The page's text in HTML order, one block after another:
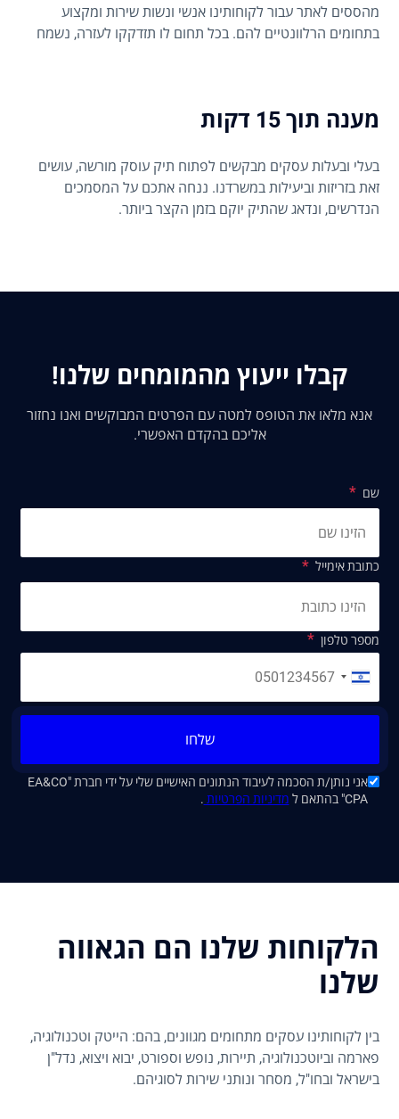
מהססים לאתר עבור לקוחותינו אנשי ונשות שירות ומקצוע
בתחומים הרלוונטיים להם. בכל תחום לו תזדקקו לעזרה, נשמח
מענה תוך 15 דקות
בעלי ובעלות עסקים מבקשים לפתוח תיק עוסק מורשה, עושים
זאת בזריזות וביעילות במשרדנו. ננחה אתכם על המסמכים
הנדרשים, ונדאג שהתיק יוקם בזמן הקצר ביותר.
קבלו ייעוץ מהמומחים שלנו!
אנא מלאו את הטופס למטה עם הפרטים המבוקשים ואנו נחזור
אליכם בהקדם האפשרי.
שם
כתובת אימייל
מספר טלפון
שלחו
אני נותן/ת הסכמה לעיבוד הנתונים האישיים שלי על ידי חברת "EA&CO
CPA" בהתאם ל
מדיניות הפרטיות .
הלקוחות שלנו הם הגאווה
שלנו
בין לקוחותינו עסקים מתחומים מגוונים, בהם: הייטק וטכנולוגיה,
פארמה וביוטכנולוגיה, תיירות, נופש וספורט, יבוא ויצוא, נדל"ן
בישראל ובחו"ל, מסחר ונותני שירות לסוגיהם.